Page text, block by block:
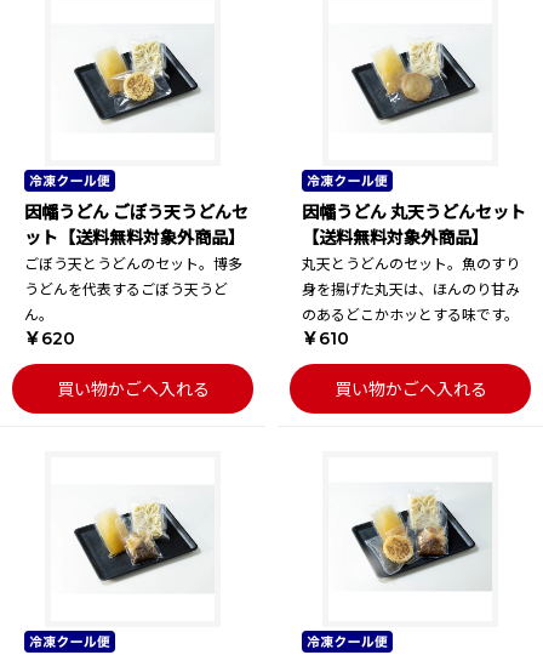
因幡うどん ごぼう天うどんセ
ット【送料無料対象外商品】
ごぼう天とうどんのセット。博多
うどんを代表するごぼう天うど
ん。
￥620
買い物かごへ入れる
因幡うどん 丸天うどんセット
【送料無料対象外商品】
丸天とうどんのセット。魚のすり
身を揚げた丸天は、ほんのり甘み
のあるどこかホッとする味です。
￥610
買い物かごへ入れる